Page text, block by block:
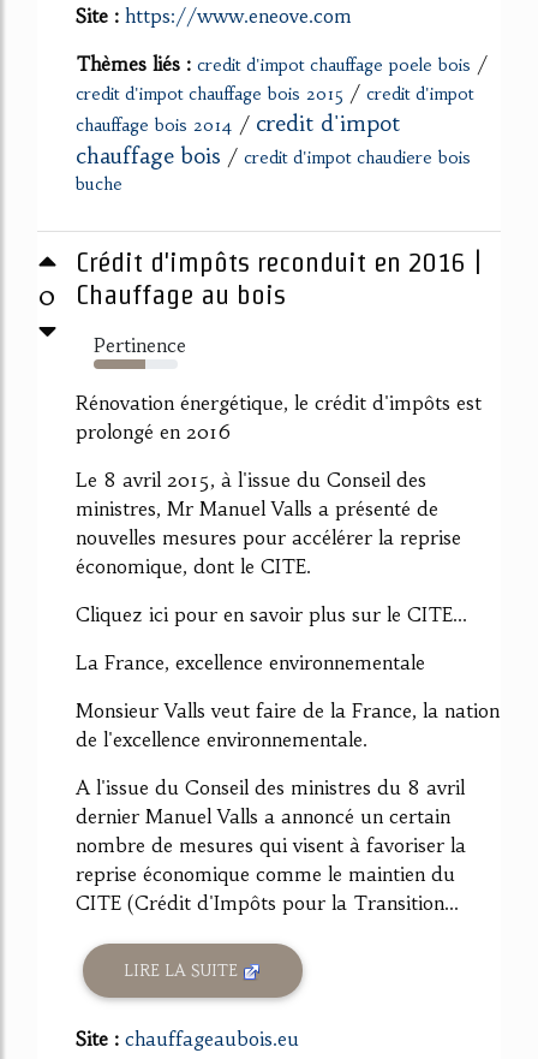
Site : https://www.eneove.com
Thèmes liés : credit d'impot chauffage poele bois /
credit d'impot chauffage bois 2015 / credit d'impot
chauffage bois 2014 / credit d'impot
chauffage bois / credit d'impot chaudiere bois
buche
0
Crédit d'impôts reconduit en 2016 |
Chauffage au bois
Pertinence
61%
Rénovation énergétique, le crédit d'impôts est
prolongé en 2016
Le 8 avril 2015, à l'issue du Conseil des
ministres, Mr Manuel Valls a présenté de
nouvelles mesures pour accélérer la reprise
économique, dont le CITE.
Cliquez ici pour en savoir plus sur le CITE...
La France, excellence environnementale
Monsieur Valls veut faire de la France, la nation
de l'excellence environnementale.
A l'issue du Conseil des ministres du 8 avril
dernier Manuel Valls a annoncé un certain
nombre de mesures qui visent à favoriser la
reprise économique comme le maintien du
CITE (Crédit d'Impôts pour la Transition...
LIRE LA SUITE
Site : chauffageaubois.eu